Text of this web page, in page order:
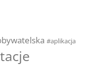
#aplikacja